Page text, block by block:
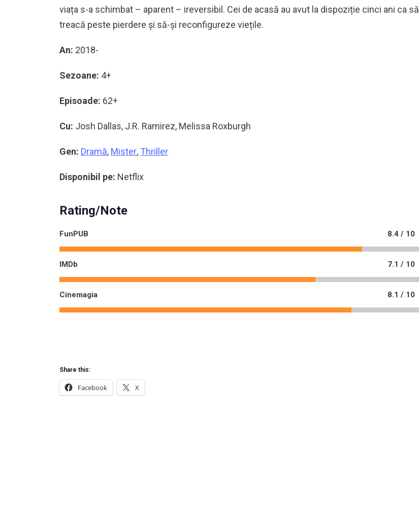
viața s-a schimbat – aparent – ireversibil. Cei de acasă au avut la dispoziție cinci ani ca să
treacă peste pierdere și să-și reconfigureze viețile.
An: 2018-
Sezoane: 4+
Episoade: 62+
Cu: Josh Dallas, J.R. Ramirez, Melissa Roxburgh
Gen: Dramă, Mister, Thriller
Disponibil pe: Netflix
Rating/Note
FunPUB 8.4 / 10
IMDb 7.1 / 10
Cinemagia 8.1 / 10
Share this:
Facebook X